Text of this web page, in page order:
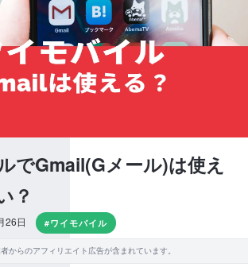
でGmail(Gメール)は使え
？
26日 #ワイモバイル
からのアフィリエイト広告が含まれています。